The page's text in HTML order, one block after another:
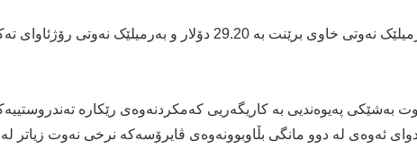
بەشێکی پەیوەندیی بە کاریگەریی کەمکردنەوەی رێکارە
لە دوو مانگی بڵاوبوونەوەی ڤایرۆسەکە نرخی نەوت زیاتر لە 60% زیانی پێگەیشت.